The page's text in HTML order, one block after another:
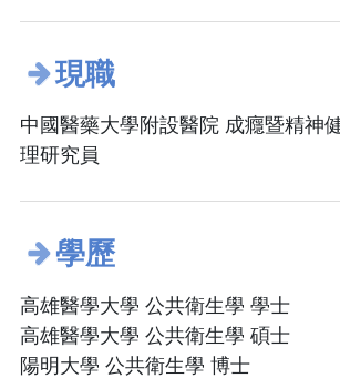
現職
中國醫藥大學附設醫院 成癮暨精神
理研究員
學歷
高雄醫學大學 公共衛生學 學士
高雄醫學大學 公共衛生學 碩士
陽明大學 公共衛生學 博士